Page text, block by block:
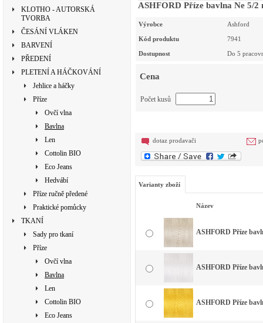
KLOTHO - AUTORSKÁ
TVORBA
ČESÁNÍ VLÁKEN
BARVENÍ
PŘEDENÍ
PLETENÍ A HÁČKOVÁNÍ
Jehlice a háčky
Příze
Ovčí vlna
Bavlna
Len
Cottolin BIO
Eco Jeans
Hedvábí
Příze ručně předené
Praktické pomůcky
TKANÍ
Sady pro tkaní
Příze
Ovčí vlna
Bavlna
Len
Cottolin BIO
Eco Jeans
ASHFORD Příze bavlna Ne 5/
Výrobce Ashford
Kód produktu 7941
Dostupnost Do 5
Cena
Počet kusů
dotaz prodavači
Varianty zboží
Název
ASHFORD Příze
ASHFORD Příze
ASHFORD Příze